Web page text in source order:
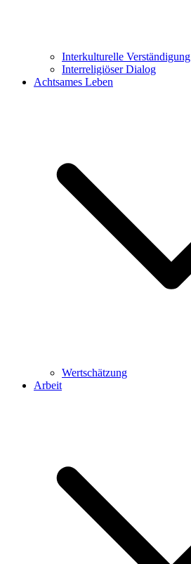
Interkulturelle Verständigung
Interreligiöser Dialog
Achtsames Leben
Wertschätzung
Arbeit